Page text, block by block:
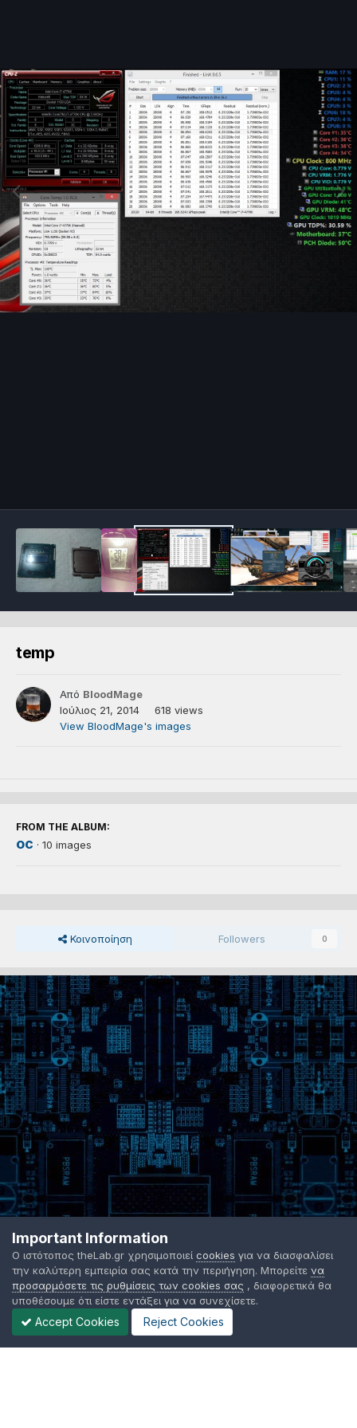
temp
Από BloodMage
Ιούλιος 21, 2014
618 views
View BloodMage's images
FROM THE ALBUM:
oc · 10 images
Κοινοποίηση Followers 0
Important Information
Ο ιστότοπος theLab.gr χρησιμοποιεί cookies για να διασφαλίσει
την καλύτερη εμπειρία σας κατά την περιήγηση. Μπορείτε να
προσαρμόσετε τις ρυθμίσεις των cookies σας , διαφορετικά θα
υποθέσουμε ότι είστε εντάξει για να συνεχίσετε.
Accept Cookies Reject Cookies